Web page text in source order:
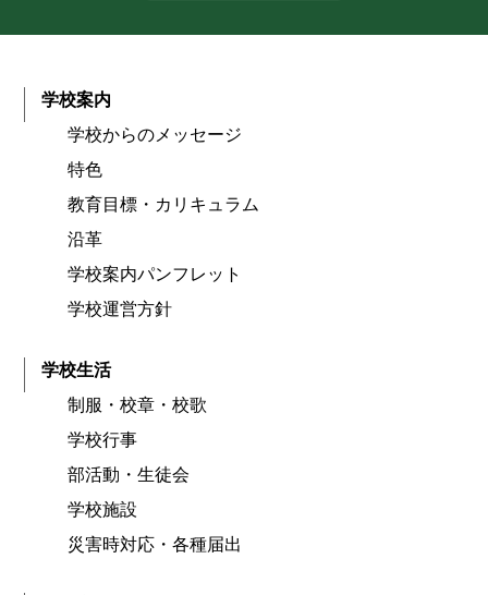
学校案内
学校からのメッセージ
特色
教育目標・カリキュラム
沿革
学校案内パンフレット
学校運営方針
学校生活
制服・校章・校歌
学校行事
部活動・生徒会
学校施設
災害時対応・各種届出